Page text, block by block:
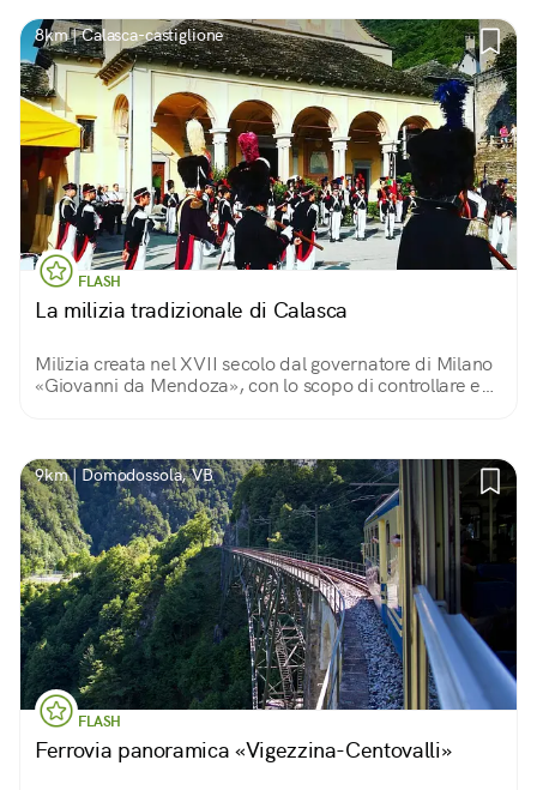
8km | Calasca-castiglione
FLASH
La milizia tradizionale di Calasca
Milizia creata nel XVII secolo dal governatore di Milano
«Giovanni da Mendoza», con lo scopo di controllare e
9km | Domodossola, VB
FLASH
Ferrovia panoramica «Vigezzina-Centovalli»